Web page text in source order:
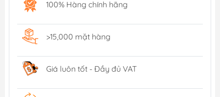
100% Hàng chính hãng
>15,000 mặt hàng
Giá luôn tốt - Đầy đủ VAT